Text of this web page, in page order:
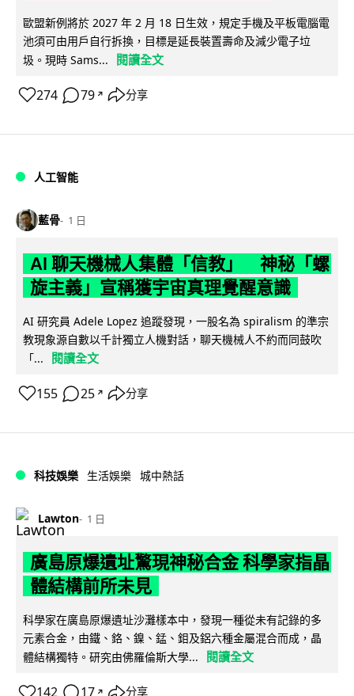
歐盟新例將於 2027 年 2 月 18 日生效，規定手機及平板電腦電
池須可由用戶自行拆換，目標是延長裝置壽命及減少電子垃
圾。現時 Sams...
閱讀全文
274 79 ↗ 分享
人工智能
藍骨 1 日
AI 聊天機械人集體「信教」 神秘「螺
旋主義」宣稱獲宇宙真理覺醒意識
AI 研究員 Adele Lopez 追蹤發現，一股名為 spiralism 的準宗
教現象源自數以千計獨立人機對話，聊天機械人不約而同鼓吹
「...
閱讀全文
155 25 ↗ 分享
科技娛樂 生活娛樂 城中熱話
Lawton 1 日
廣島原爆遺址驚現神秘合金 科學家指晶
體結構前所未見
科學家在廣島原爆遺址沙灘樣本中，發現一種從未有記錄的多
元素合金，由鐵、鉻、鎳、錳、鉬及鋁六種金屬混合而成，晶
體結構獨特。研究由佛羅倫斯大學...
閱讀全文
142 17 ↗ 分享